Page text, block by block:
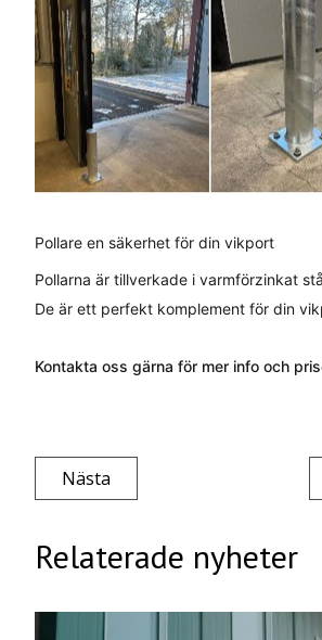
Pollare en säkerhet för din vikport
Pollarna är tillverkade i varmförzinkat
De är ett perfekt komplement för din
Kontakta oss gärna för mer info och
Nästa
Relaterade nyheter